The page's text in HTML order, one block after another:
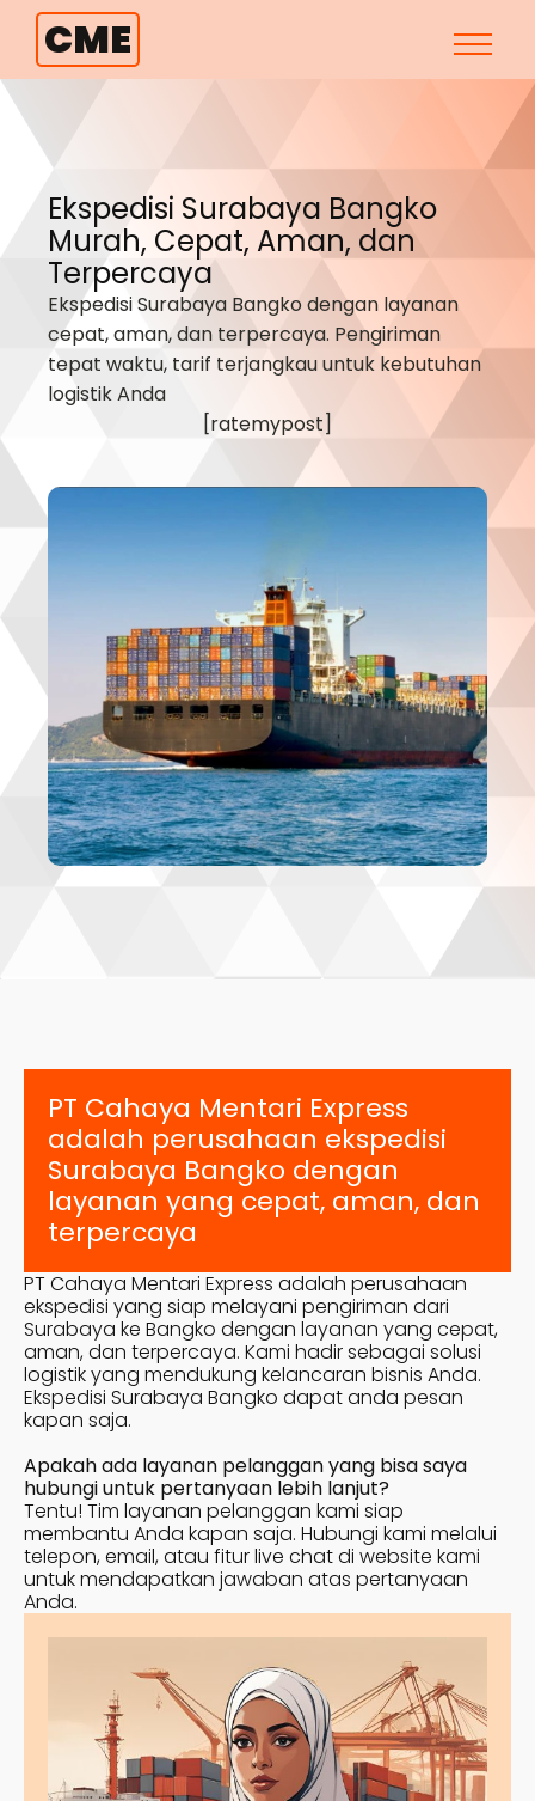
CME
Ekspedisi Surabaya Bangko
Murah, Cepat, Aman, dan
Terpercaya
Ekspedisi Surabaya Bangko dengan layanan
cepat, aman, dan terpercaya. Pengiriman
tepat waktu, tarif terjangkau untuk kebutuhan
logistik Anda
[ratemypost]
PT Cahaya Mentari Express
adalah perusahaan ekspedisi
Surabaya Bangko dengan
layanan yang cepat, aman, dan
terpercaya
PT Cahaya Mentari Express adalah perusahaan
ekspedisi yang siap melayani pengiriman dari
Surabaya ke Bangko dengan layanan yang cepat,
aman, dan terpercaya. Kami hadir sebagai solusi
logistik yang mendukung kelancaran bisnis Anda.
Ekspedisi Surabaya Bangko dapat anda pesan
kapan saja.
Apakah ada layanan pelanggan yang bisa saya
hubungi untuk pertanyaan lebih lanjut?
Tentu! Tim layanan pelanggan kami siap
membantu Anda kapan saja. Hubungi kami melalui
telepon, email, atau fitur live chat di website kami
untuk mendapatkan jawaban atas pertanyaan
Anda.